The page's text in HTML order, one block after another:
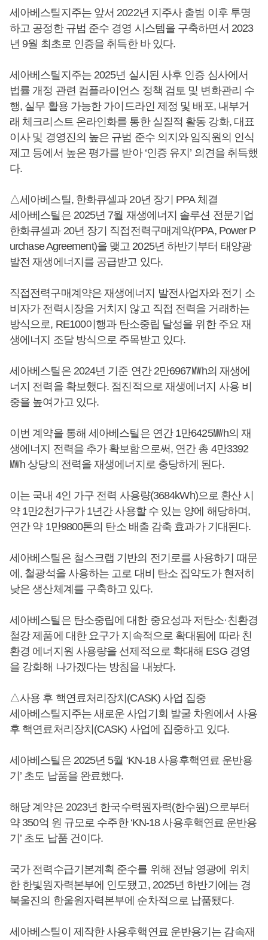
세아베스틸지주는 앞서 2022년 지주사 출범 이후 투명
하고 공정한 규범 준수 경영 시스템을 구축하면서 2023
년 9월 최초로 인증을 취득한 바 있다.
세아베스틸지주는 2025년 실시된 사후 인증 심사에서
법률 개정 관련 컴플라이언스 정책 검토 및 변화관리 수
행, 실무 활용 가능한 가이드라인 제정 및 배포, 내부거
래 체크리스트 온라인화를 통한 실질적 활동 강화, 대표
이사 및 경영진의 높은 규범 준수 의지와 임직원의 인식
제고 등에서 높은 평가를 받아 ‘인증 유지’ 의견을 취득했
다.
△세아베스틸, 한화큐셀과 20년 장기 PPA 체결
세아베스틸은 2025년 7월 재생에너지 솔루션 전문기업
한화큐셀과 20년 장기 직접전력구매계약(PPA, Power P
urchase Agreement)을 맺고 2025년 하반기부터 태양광
발전 재생에너지를 공급받고 있다.
직접전력구매계약은 재생에너지 발전사업자와 전기 소
비자가 전력시장을 거치지 않고 직접 전력을 거래하는
방식으로, RE100이행과 탄소중립 달성을 위한 주요 재
생에너지 조달 방식으로 주목받고 있다.
세아베스틸은 2024년 기준 연간 2만6967㎿h의 재생에
너지 전력을 확보했다. 점진적으로 재생에너지 사용 비
중을 높여가고 있다.
이번 계약을 통해 세아베스틸은 연간 1만6425㎿h의 재
생에너지 전력을 추가 확보함으로써, 연간 총 4만3392
㎿h 상당의 전력을 재생에너지로 충당하게 된다.
이는 국내 4인 가구 전력 사용량(3684kWh)으로 환산 시
약 1만2천가구가 1년간 사용할 수 있는 양에 해당하며,
연간 약 1만9800톤의 탄소 배출 감축 효과가 기대된다.
세아베스틸은 철스크랩 기반의 전기로를 사용하기 때문
에, 철광석을 사용하는 고로 대비 탄소 집약도가 현저히
낮은 생산체계를 구축하고 있다.
세아베스틸은 탄소중립에 대한 중요성과 저탄소·친환경
철강 제품에 대한 요구가 지속적으로 확대됨에 따라 친
환경 에너지원 사용량을 선제적으로 확대해 ESG 경영
을 강화해 나가겠다는 방침을 내놨다.
△사용 후 핵연료처리장치(CASK) 사업 집중
세아베스틸지주는 새로운 사업기회 발굴 차원에서 사용
후 핵연료처리장치(CASK) 사업에 집중하고 있다.
세아베스틸은 2025년 5월 ‘KN-18 사용후핵연료 운반용
기’ 초도 납품을 완료했다.
해당 계약은 2023년 한국수력원자력(한수원)으로부터
약 350억 원 규모로 수주한 ‘KN-18 사용후핵연료 운반용
기’ 초도 납품 건이다.
국가 전력수급기본계획 준수를 위해 전남 영광에 위치
한 한빛원자력본부에 인도됐고, 2025년 하반기에는 경
북울진의 한울원자력본부에 순차적으로 납품됐다.
세아베스틸이 제작한 사용후핵연료 운반용기는 감속재